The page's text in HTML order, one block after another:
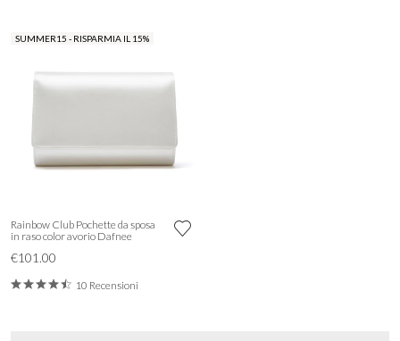
SUMMER15 - RISPARMIA IL 15%
Rainbow Club Pochette da sposa
in raso color avorio Dafnee
€101.00
10 Recensioni